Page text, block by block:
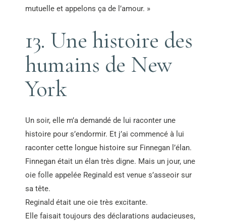
mutuelle et appelons ça de l’amour. »
13. Une histoire des
humains de New
York
Un soir, elle m’a demandé de lui raconter une
histoire pour s’endormir. Et j’ai commencé à lui
raconter cette longue histoire sur Finnegan l’élan.
Finnegan était un élan très digne. Mais un jour, une
oie folle appelée Reginald est venue s’asseoir sur
sa tête.
Reginald était une oie très excitante.
Elle faisait toujours des déclarations audacieuses,